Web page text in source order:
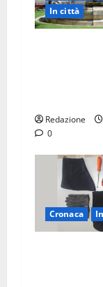
In città
Redazione
0
Cronaca